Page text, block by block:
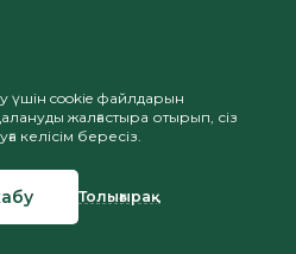
біздің сайтқа
үшін cookie файлдарын
жалғастыра отырып, сіз
келісім бересіз.
Толығырақ